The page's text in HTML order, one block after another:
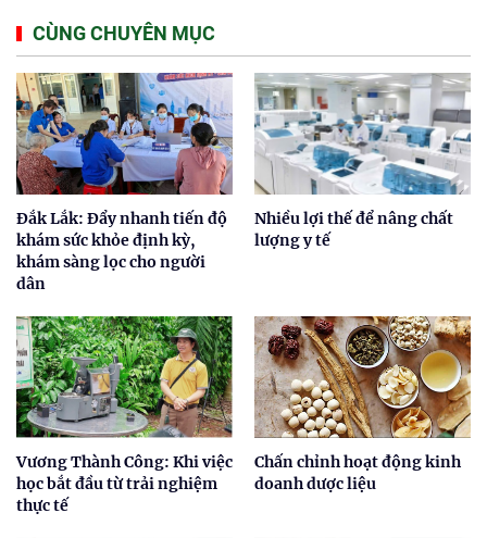
CÙNG CHUYÊN MỤC
Đắk Lắk: Đẩy nhanh tiến độ
khám sức khỏe định kỳ,
khám sàng lọc cho người
dân
Nhiều lợi thế để nâng chất
lượng y tế
Vương Thành Công: Khi việc
học bắt đầu từ trải nghiệm
thực tế
Chấn chỉnh hoạt động kinh
doanh dược liệu